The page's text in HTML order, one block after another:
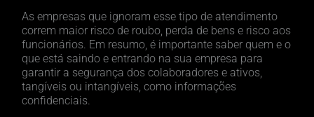
As empresas que ignoram esse tipo de atendimento
correm maior risco de roubo, perda de bens e risco aos
funcionários. Em resumo, é importante saber quem e o
que está saindo e entrando na sua empresa para
garantir a segurança dos colaboradores e ativos,
tangíveis ou intangíveis, como informações
confidenciais.